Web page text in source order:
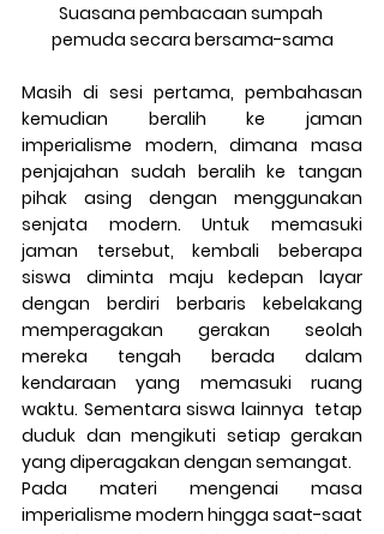
Suasana pembacaan sumpah
pemuda secara bersama-sama
Masih di sesi pertama, pembahasan
kemudian beralih ke jaman
imperialisme modern, dimana masa
penjajahan sudah beralih ke tangan
pihak asing dengan menggunakan
senjata modern. Untuk memasuki
jaman tersebut, kembali beberapa
siswa diminta maju kedepan layar
dengan berdiri berbaris kebelakang
memperagakan gerakan seolah
mereka tengah berada dalam
kendaraan yang memasuki ruang
waktu. Sementara siswa lainnya  tetap
duduk dan mengikuti setiap gerakan
yang diperagakan dengan semangat.
Pada materi mengenai masa
imperialisme modern hingga saat-saat